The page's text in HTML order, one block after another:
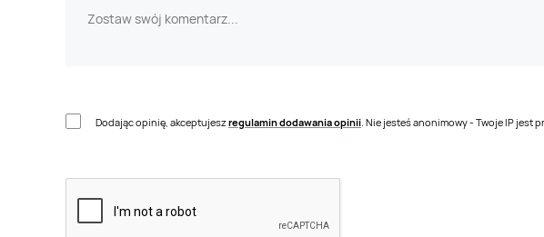
Dodając opinię, akceptujeszregulamin dodawania opinii . Nie jesteś anonimowy - Twoje IP jest